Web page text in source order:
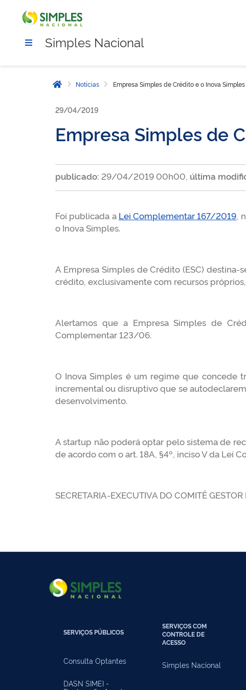
Simples Nacional
Página inicial
Notícias Empresa Simples de Crédito e o Inova Simples
29/04/2019
Empresa Simples de
publicado: 29/04/2019 00h00, última
Foi publicada a Lei Complementar 167/2019,
o Inova Simples.
A Empresa Simples de Crédito (ESC)
crédito, exclusivamente com recursos
Alertamos que a Empresa Simples de
Complementar 123/06.
O Inova Simples é um regime que concede
incremental ou disruptivo que se
desenvolvimento.
A startup não poderá optar pelo sistema de
de acordo com o art. 18A, §4º, inciso V da Lei
SECRETARIA-EXECUTIVA DO COMITÊ
SERVIÇOS PÚBLICOS
Consulta Optantes
DASN SIMEI -
SERVIÇOS COM
CONTROLE DE
ACESSO
Simples Nacional